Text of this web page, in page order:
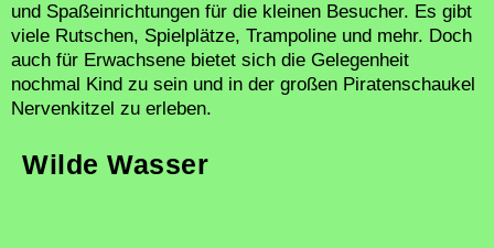
und Spaßeinrichtungen für die kleinen Besucher. Es gibt
viele Rutschen, Spielplätze, Trampoline und mehr. Doch
auch für Erwachsene bietet sich die Gelegenheit
nochmal Kind zu sein und in der großen Piratenschaukel
Nervenkitzel zu erleben.
Wilde Wasser